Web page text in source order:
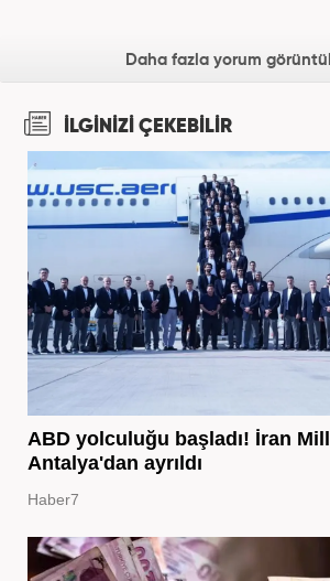
Daha fazla yorum
İLGİNİZİ ÇEKEBİLİR
ABD yolculuğu başladı! İran Milli
Antalya'dan ayrıldı
Haber7